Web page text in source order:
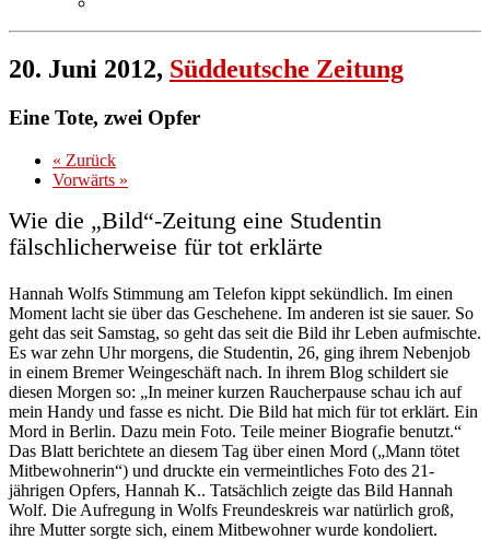
20. Juni 2012, Süddeutsche Zeitung
Eine Tote, zwei Opfer
« Zurück
Vorwärts »
Wie die „Bild“-Zeitung eine Studentin
fälschlicherweise für tot erklärte
Hannah Wolfs Stimmung am Telefon kippt sekündlich. Im einen
Moment lacht sie über das Geschehene. Im anderen ist sie sauer. So
geht das seit Samstag, so geht das seit die Bild ihr Leben aufmischte.
Es war zehn Uhr morgens, die Studentin, 26, ging ihrem Nebenjob
in einem Bremer Weingeschäft nach. In ihrem Blog schildert sie
diesen Morgen so: „In meiner kurzen Raucherpause schau ich auf
mein Handy und fasse es nicht. Die Bild hat mich für tot erklärt. Ein
Mord in Berlin. Dazu mein Foto. Teile meiner Biografie benutzt.“
Das Blatt berichtete an diesem Tag über einen Mord („Mann tötet
Mitbewohnerin“) und druckte ein vermeintliches Foto des 21-
jährigen Opfers, Hannah K.. Tatsächlich zeigte das Bild Hannah
Wolf. Die Aufregung in Wolfs Freundeskreis war natürlich groß,
ihre Mutter sorgte sich, einem Mitbewohner wurde kondoliert.